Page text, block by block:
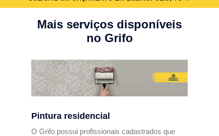
Mais serviços disponíveis
no Grifo
Pintura residencial
O Grifo possui profissionais cadastrados que